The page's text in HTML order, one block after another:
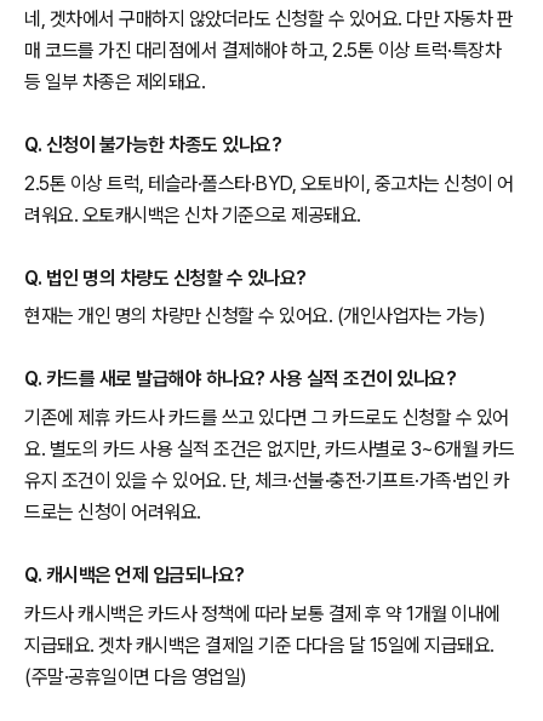
네, 겟차에서 구매하지 않았더라도 신청할 수 있어요. 다만 자동차 판
매 코드를 가진 대리점에서 결제해야 하고, 2.5톤 이상 트럭·특장차
등 일부 차종은 제외돼요.
Q. 신청이 불가능한 차종도 있나요?
2.5톤 이상 트럭, 테슬라·폴스타·BYD, 오토바이, 중고차는 신청이 어
려워요. 오토캐시백은 신차 기준으로 제공돼요.
Q. 법인 명의 차량도 신청할 수 있나요?
현재는 개인 명의 차량만 신청할 수 있어요. (개인사업자는 가능)
Q. 카드를 새로 발급해야 하나요? 사용 실적 조건이 있나요?
기존에 제휴 카드사 카드를 쓰고 있다면 그 카드로도 신청할 수 있어
요. 별도의 카드 사용 실적 조건은 없지만, 카드사별로 3~6개월 카드
유지 조건이 있을 수 있어요. 단, 체크·선불·충전·기프트·가족·법인 카
드로는 신청이 어려워요.
Q. 캐시백은 언제 입금되나요?
카드사 캐시백은 카드사 정책에 따라 보통 결제 후 약 1개월 이내에
지급돼요. 겟차 캐시백은 결제일 기준 다다음 달 15일에 지급돼요.
(주말·공휴일이면 다음 영업일)